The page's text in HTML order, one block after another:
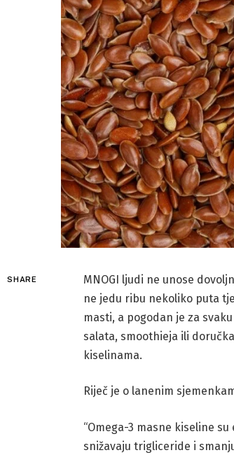
SHARE
MNOGI ljudi ne unose
ne jedu ribu nekoliko puta
masti, a pogodan je za
salata, smoothieja ili
kiselinama.
Riječ je o lanenim
“Omega-3 masne kiseline
snižavaju trigliceride i